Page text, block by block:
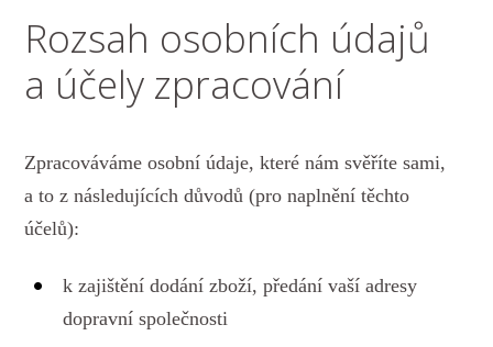
Rozsah osobních údajů
a účely zpracování
Zpracováváme osobní údaje, které nám svěříte sami,
a to z následujících důvodů (pro naplnění těchto
účelů):
k zajištění dodání zboží, předání vaší adresy
dopravní společnosti